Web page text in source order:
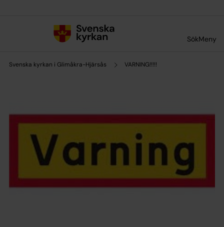
SökMeny
Svenska kyrkan i Glimåkra-Hjärsås VARNING!!!!!